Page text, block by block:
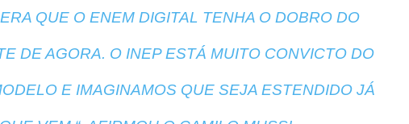
QUE O ENEM DIGITAL TENHA O DOBRO DO
DE AGORA. O INEP ESTÁ MUITO CONVICTO DO
E IMAGINAMOS QUE SEJA ESTENDIDO JÁ